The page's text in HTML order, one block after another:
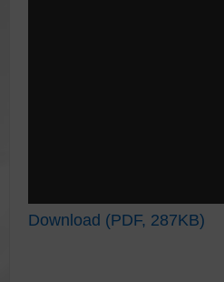
Download (PDF, 287KB)